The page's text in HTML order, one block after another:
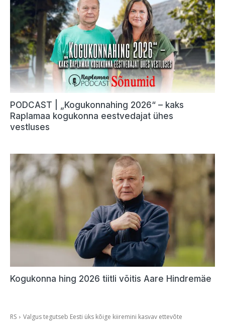
PODCAST | „Kogukonnahing 2026“ – kaks
Raplamaa kogukonna eestvedajat ühes
vestluses
Kogukonna hing 2026 tiitli võitis Aare Hindremäe